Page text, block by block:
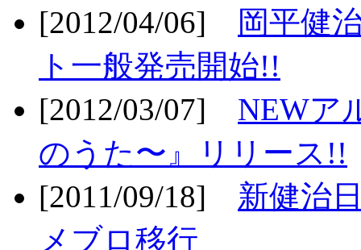
[2012/04/06]
岡平健
ト一般発売開始!!
[2012/03/07] NEWア
のうた〜』リリース!!
[2011/09/18] 新健治
メブロ移行